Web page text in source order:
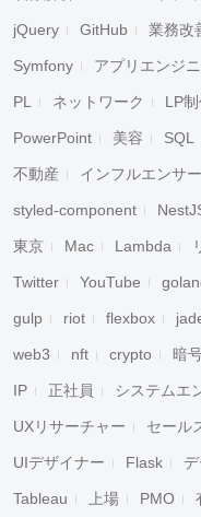
jQuery GitHub 業務改
Symfony アプリエンジ
PL ネットワーク LP
PowerPoint 美容 SQL
不動産 インフルエンサー
styled-component
東京 Mac Lambda
Twitter YouTube
gulp riot flexbox
web3 nft crypto 暗
IP 正社員 システムエ
UXリサーチャー セール
UIデザイナー Flask
Tableau 上場 PMO